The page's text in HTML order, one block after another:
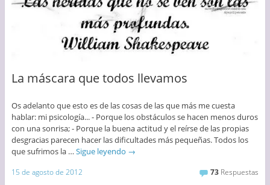
La máscara que todos llevamos
Os adelanto que esto es de las cosas de las que más me cuesta
hablar: mi psicología... - Porque los obstáculos se hacen menos duros
con una sonrisa; - Porque la buena actitud y el reírse de las propias
desgracias parecen hacer las dificultades más pequeñas. Todos los
que sufrimos la … Sigue leyendo →
15 de agosto de 2012 73 Respuestas